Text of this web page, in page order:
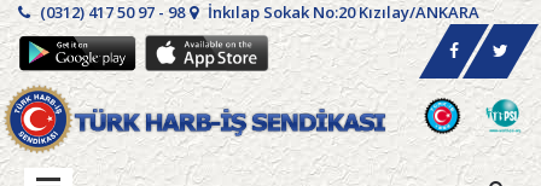
(0312) 417 50 97 - 98 İnkılap Sokak No:20 Kızılay/ANKARA